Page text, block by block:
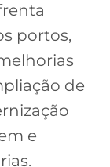
portos,
de
e